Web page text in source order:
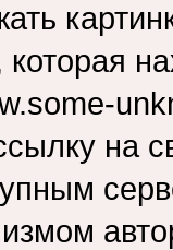
которая
на